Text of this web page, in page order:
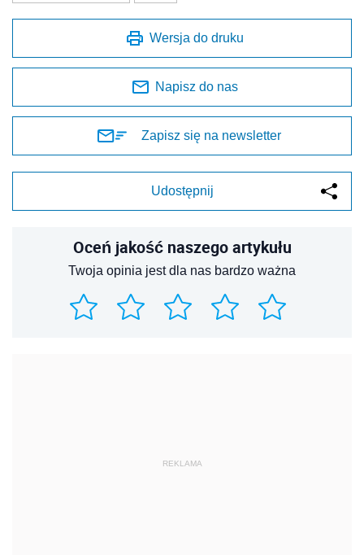
Wersja do druku
Napisz do nas
Zapisz się na newsletter
Udostępnij
Oceń jakość naszego artykułu
Twoja opinia jest dla nas bardzo ważna
REKLAMA